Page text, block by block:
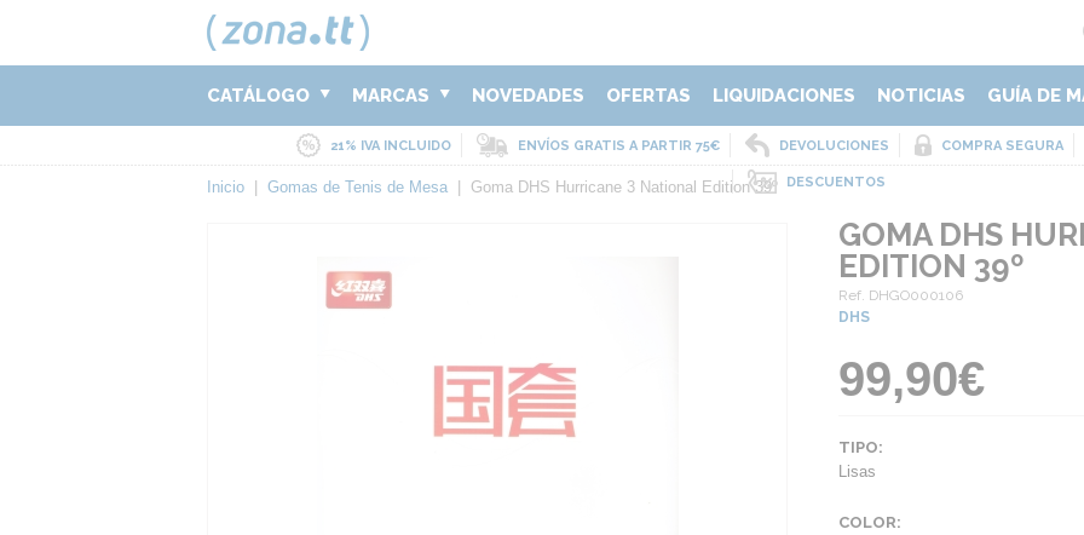
CATÁLOGO MARCAS NOVEDADES OFERTAS LIQUIDACIONES NOTICIAS GUÍA DE
21% IVA INCLUIDO ENVÍOS GRATIS A PARTIR 75€ DEVOLUCIONES COMPRA SEGURA
DESCUENTOS
Inicio Gomas de Tenis de Mesa Goma DHS Hurricane 3 National Edition 39º
GOMA DHS
EDITION 39º
Ref. DHGO000106
DHS
99,90€
TIPO:
Lisas
COLOR: